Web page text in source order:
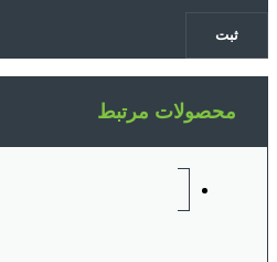
محصولات مرتبط